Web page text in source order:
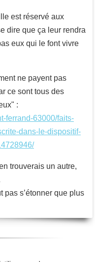
est réservé aux
dire que ça leur rendra
eux qui le font vivre
ne payent pas
ce sont tous des
:
ferrand-63000/faits-
dans-le-dispositif-
trouverais un autre,
pas s’étonner que plus